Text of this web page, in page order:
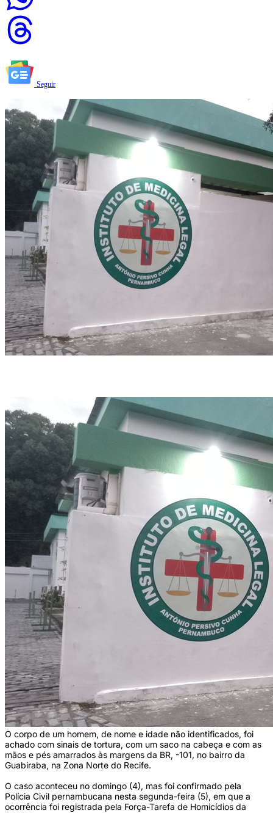
Seguir
O corpo de um homem, de nome e idade não identificados, foi
achado com sinais de tortura, com um saco na cabeça e com as
mãos e pés amarrados às margens da BR, -101, no bairro da
Guabiraba, na Zona Norte do Recife.
O caso aconteceu no domingo (4), mas foi confirmado pela
Polícia Civil pernambucana nesta segunda-feira (5), em que a
ocorrência foi registrada pela Força-Tarefa de Homicídios da